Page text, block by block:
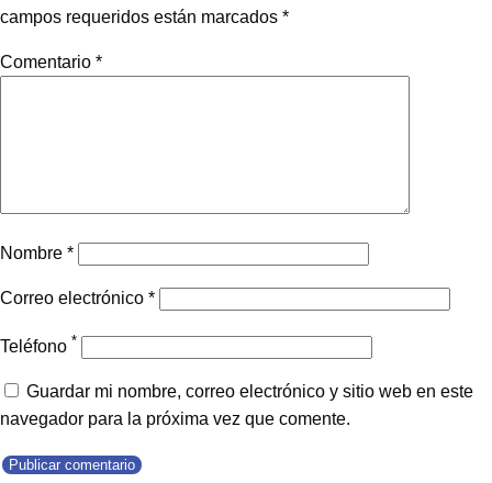
campos requeridos están marcados *
Comentario *
Nombre *
Correo electrónico *
Teléfono *
Guardar mi nombre, correo electrónico y sitio web en este
navegador para la próxima vez que comente.